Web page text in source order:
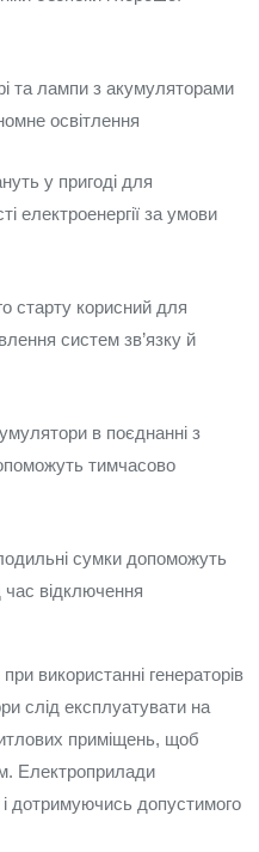
та лампи з акумуляторами
освітлення
у пригоді для
електроенергії за умови
старту корисний для
систем зв’язку й
в поєднанні з
тимчасово
сумки допоможуть
відключення
використанні генераторів
слід експлуатувати на
приміщень, щоб
Електроприлади
і дотримуючись допустимого